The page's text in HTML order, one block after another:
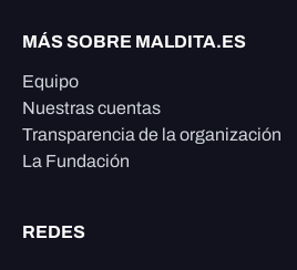
MÁS SOBRE MALDITA.ES
Equipo
Nuestras cuentas
Transparencia de la organización
La Fundación
REDES